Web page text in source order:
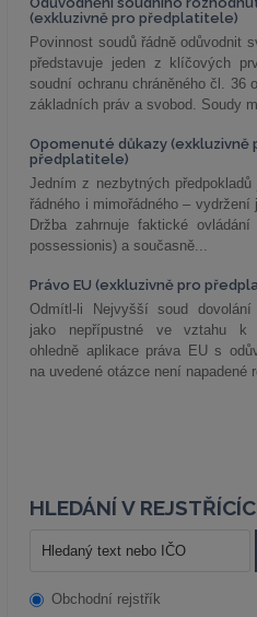
(exkluzivně pro předplatitele)
Povinnost soudů řádně odůvodnit
představuje jeden z klíčových
soudní ochranu chráněného čl. 36
základních práv a svobod. Soudy
Opomenuté důkazy (exkluzivně
předplatitele)
Jedním z nezbytných předpokladů
řádného i mimořádného – vydržení
Držba zahrnuje faktické
possessionis) a současně...
Právo EU (exkluzivně pro
Odmítl-li Nejvyšší soud dovolání
jako nepřípustné ve vztahu k
ohledně aplikace práva EU s
na uvedené otázce není napadené
HLEDÁNÍ V
Obchodní rejstřík